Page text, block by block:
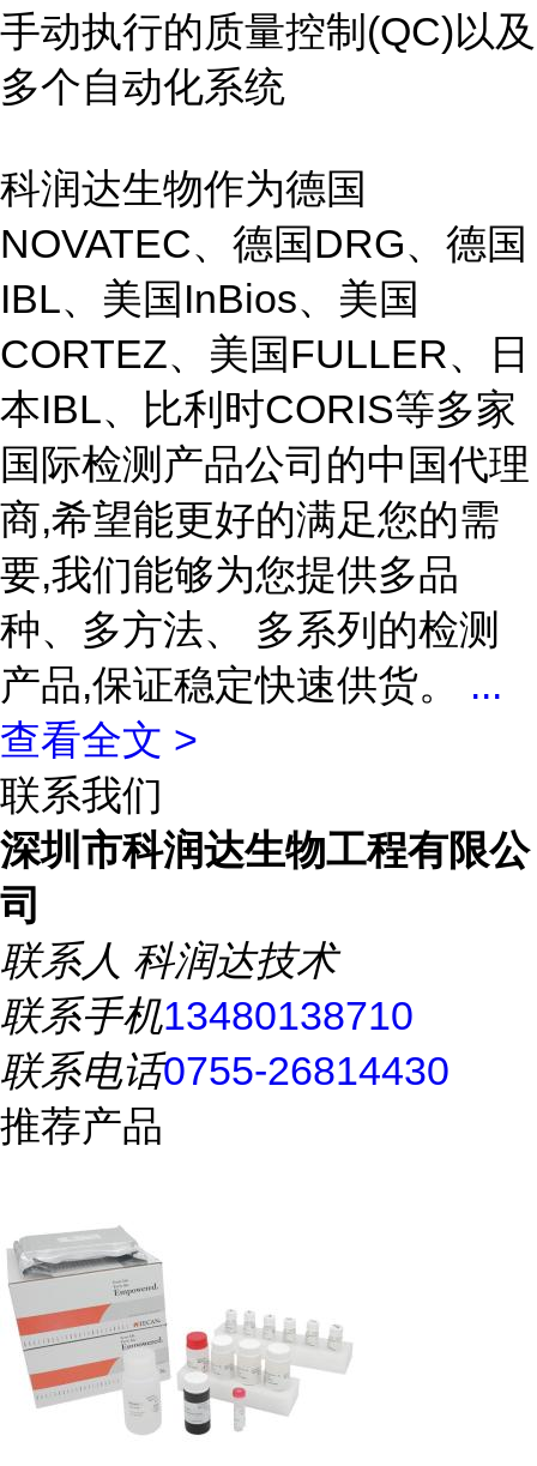
手动执行的质量控制(QC)以及
多个自动化系统
科润达生物作为德国
NOVATEC、德国DRG、德国
IBL、美国InBios、美国
CORTEZ、美国FULLER、日
本IBL、比利时CORIS等多家
国际检测产品公司的中国代理
商,希望能更好的满足您的需
要,我们能够为您提供多品
种、多方法、 多系列的检测
产品,保证稳定快速供货。 ...
查看全文 >
联系我们
深圳市科润达生物工程有限公
司
联系人 科润达技术
联系手机13480138710
联系电话0755-26814430
推荐产品